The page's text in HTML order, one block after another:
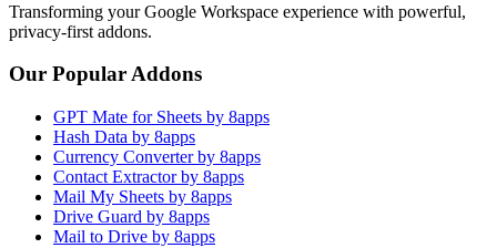
Transforming your Google Workspace experience with powerful,
privacy-first addons.
Our Popular Addons
GPT Mate for Sheets by 8apps
Hash Data by 8apps
Currency Converter by 8apps
Contact Extractor by 8apps
Mail My Sheets by 8apps
Drive Guard by 8apps
Mail to Drive by 8apps